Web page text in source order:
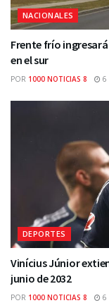
NACIONALES
Frente frío
en el sur
POR 1000 NOTICIAS 8 6
DEPORTES
Vinícius Júnior
junio de 2032
POR 1000 NOTICIAS 8 6